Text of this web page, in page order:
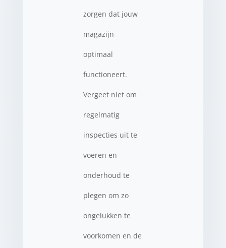
zorgen dat jouw
magazijn
optimaal
functioneert.
Vergeet niet om
regelmatig
inspecties uit te
voeren en
onderhoud te
plegen om zo
ongelukken te
voorkomen en de